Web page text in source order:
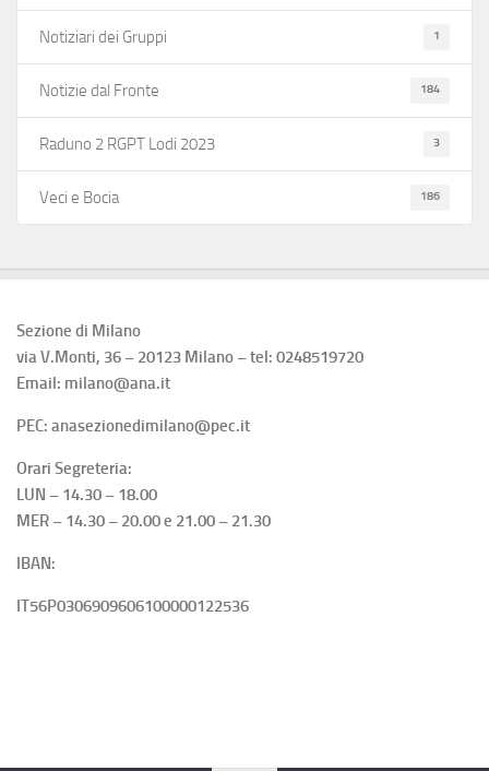
Notiziari dei Gruppi 1
Notizie dal Fronte 184
Raduno 2 RGPT Lodi 2023 3
Veci e Bocia 186
Sezione di Milano
via V.Monti, 36 – 20123 Milano – tel: 0248519720
Email: milano@ana.it
PEC: anasezionedimilano@pec.it
Orari Segreteria:
LUN – 14.30 – 18.00
MER – 14.30 – 20.00 e 21.00 – 21.30
IBAN:
IT56P0306909606100000122536